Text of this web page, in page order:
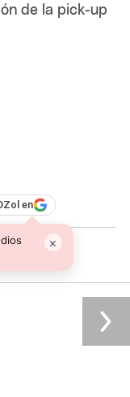
de la pick-up
en
×